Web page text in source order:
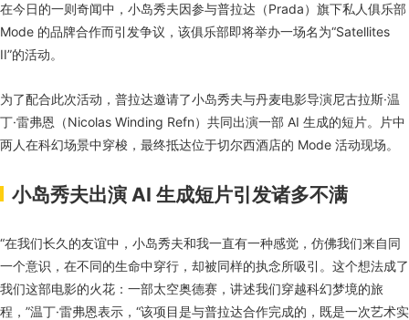
在今日的一则奇闻中，小岛秀夫因参与普拉达（Prada）旗下私人俱乐部
Mode 的品牌合作而引发争议，该俱乐部即将举办一场名为“Satellites
II”的活动。
为了配合此次活动，普拉达邀请了小岛秀夫与丹麦电影导演尼古拉斯·温
丁·雷弗恩（Nicolas Winding Refn）共同出演一部 AI 生成的短片。片中
两人在科幻场景中穿梭，最终抵达位于切尔西酒店的 Mode 活动现场。
小岛秀夫出演 AI 生成短片引发诸多不满
“在我们长久的友谊中，小岛秀夫和我一直有一种感觉，仿佛我们来自同
一个意识，在不同的生命中穿行，却被同样的执念所吸引。这个想法成了
我们这部电影的火花：一部太空奥德赛，讲述我们穿越科幻梦境的旅
程，”温丁·雷弗恩表示，“该项目是与普拉达合作完成的，既是一次艺术实